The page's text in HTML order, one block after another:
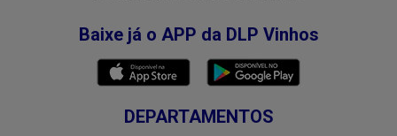
Baixe já o APP da DLP Vinhos
DEPARTAMENTOS